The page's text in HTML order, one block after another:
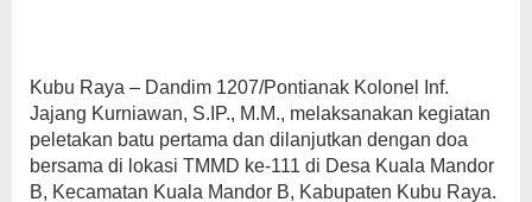
Kubu Raya – Dandim 1207/Pontianak Kolonel Inf.
Jajang Kurniawan, S.IP., M.M., melaksanakan kegiatan
peletakan batu pertama dan dilanjutkan dengan doa
bersama di lokasi TMMD ke-111 di Desa Kuala Mandor
B, Kecamatan Kuala Mandor B, Kabupaten Kubu Raya.